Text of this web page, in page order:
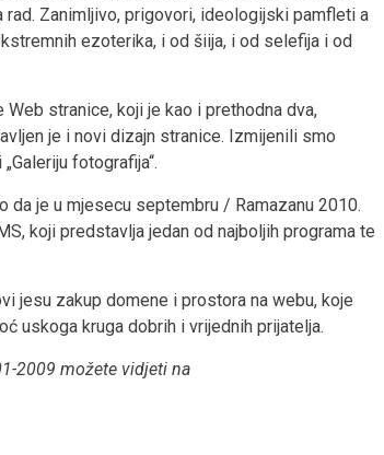
Zanimljivo, prigovori, ideologijski pamfleti a
ezoterika, i od šiija, i od selefija i od
stranice, koji je kao i prethodna dva,
je i novi dizajn stranice. Izmijenili smo
fotografija“.
da je u mjesecu septembru / Ramazanu 2010.
koji predstavlja jedan od najboljih programa te
jesu zakup domene i prostora na webu, koje
uskoga kruga dobrih i vrijednih prijatelja.
2009 možete vidjeti na